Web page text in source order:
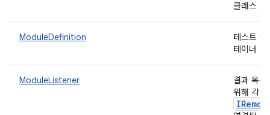
클래스
ModuleDefinition
테스트 실
테이너
ModuleListener
결과 목록
위해 각